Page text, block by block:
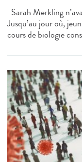
Sarah Merkling
Jusqu’au jour où,
cours de biologie